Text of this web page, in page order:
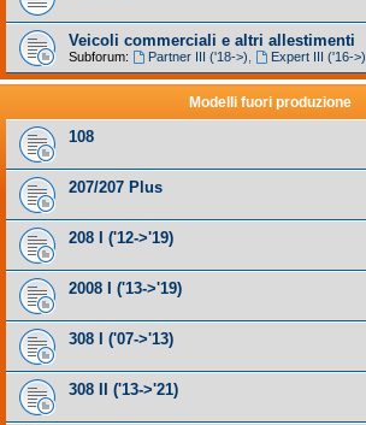
Veicoli commerciali e altri allestimenti
Subforum: Partner III ('18->) Expert III ('16->)
Modelli fuori produzione
108
207/207 Plus
208 I ('12->'19)
2008 I ('13->'19)
308 I ('07->'13)
308 II ('13->'21)